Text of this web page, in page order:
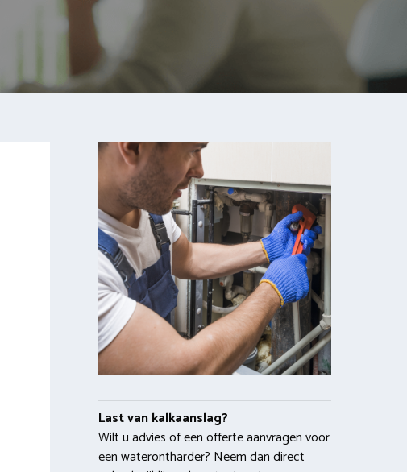
Last van kalkaanslag?
Wilt u advies of een offerte aanvragen voor
een waterontharder? Neem dan direct